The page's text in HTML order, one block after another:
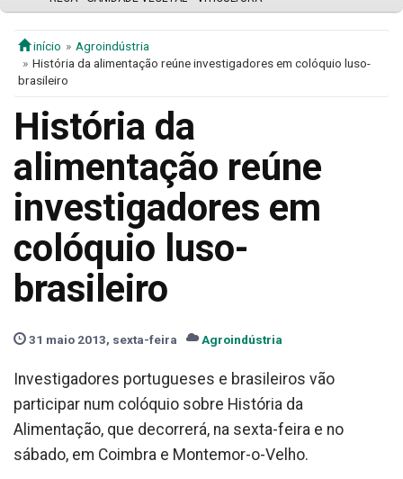
início
Agroindústria
História da alimentação reúne investigadores em colóquio luso-
brasileiro
História da
alimentação reúne
investigadores em
colóquio luso-
brasileiro
31 maio 2013, sexta-feira Agroindústria
Investigadores portugueses e brasileiros vão
participar num colóquio sobre História da
Alimentação, que decorrerá, na sexta-feira e no
sábado, em Coimbra e Montemor-o-Velho.